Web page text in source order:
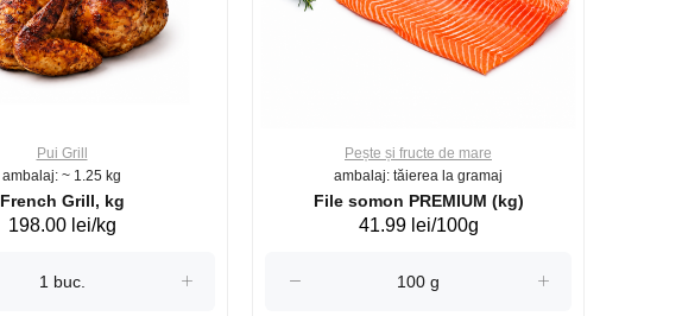
Pui Grill
ambalaj: ~ 1.25 kg
French Grill, kg
198.00 lei/kg
Pește și fructe de mare
ambalaj: tăierea la gramaj
File somon PREMIUM (kg)
41.99 lei/100g